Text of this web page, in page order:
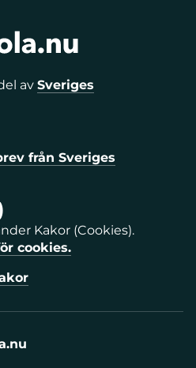
av Sveriges
från Sveriges
Kakor (Cookies).
cookies.